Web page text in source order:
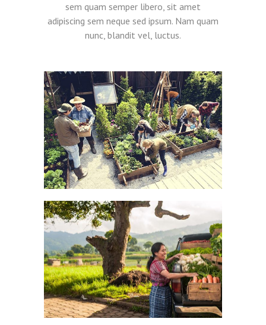
sem quam semper libero, sit amet
adipiscing sem neque sed ipsum. Nam quam
nunc, blandit vel, luctus.